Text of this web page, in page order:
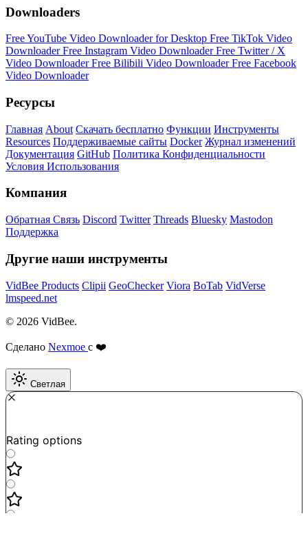
Downloaders
Free YouTube Video Downloader for Desktop Free TikTok Video
DownloaderFree Instagram Video DownloaderFree Twitter / X
Video DownloaderFree Bilibili Video DownloaderFree Facebook
Video Downloader
Ресурсы
Главная About Скачать бесплатно Функции Инструменты
Resources Поддерживаемые сайты Docker Журнал изменений
Документация GitHub Политика Конфиденциальности
Условия Использования
Компания
Обратная Связь Discord Twitter Threads Bluesky Mastodon
Поддержка
Другие наши инструменты
VidBee Products Clipii GeoChecker Viora BoTab VidVerse
lmspeed.net
© 2026 VidBee.
Сделано Nexmoe с ❤️
Светлая
Rating options